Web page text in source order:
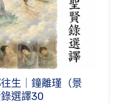
生｜鐘離瑾（景
選譯30